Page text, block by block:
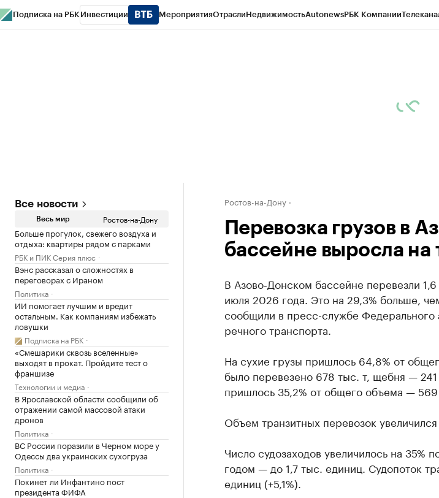
Подписка на РБК Инвестиции МероприятияОтраслиНедвижимостьAutonewsРБК Компании
Все новости
Весь мир Ростов-на-Дону
Больше прогулок, свежего воздуха и
отдыха: квартиры рядом с парками
РБК и ПИК Серия плюс
Вэнс рассказал о сложностях в
переговорах с Ираном
Политика
ИИ помогает лучшим и вредит
остальным. Как компаниям избежать
ловушки
Подписка на РБК
«Смешарики сквозь вселенные»
выходят в прокат. Пройдите тест о
франшизе
Технологии и медиа
В Ярославской области сообщили об
отражении самой массовой атаки
дронов
Политика
ВС России поразили в Черном море у
Одессы два украинских сухогруза
Политика
Покинет ли Инфантино пост
президента ФИФА
Ростов-на-Дону
Перевозка грузов в
бассейне выросла на
В Азово‑Донском бассейне перевезли
июля 2026 года. Это на 29,3% больше,
сообщили в пресс-службе Федерального
речного транспорта.
На сухие грузы пришлось 64,8% от
было перевезено 678 тыс. т, щебня —
пришлось 35,2% от общего объема — 569
Объем транзитных перевозок
Число судозаходов увеличилось на
годом — до 1,7 тыс. единиц. Судопоток
единиц (+5,1%).